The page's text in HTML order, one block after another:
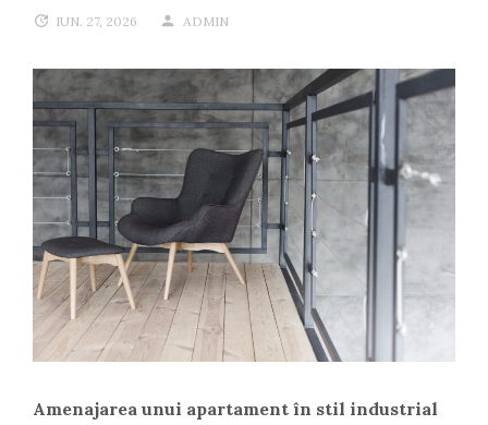
IUN. 27, 2026 ADMIN
Amenajarea unui apartament în stil industrial